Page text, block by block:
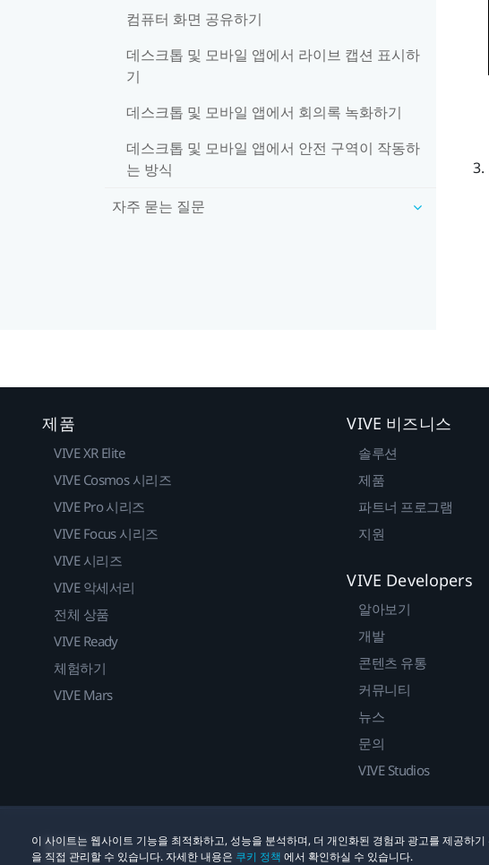
컴퓨터 화면 공유하기
데스크톱 및 모바일 앱에서 라이브 캡션 표시하
기
데스크톱 및 모바일 앱에서 회의록 녹화하기
데스크톱 및 모바일 앱에서 안전 구역이 작동하
는 방식
자주 묻는 질문
이 사이트는 웹사이트 기능을 최적화하고, 성능을 분석하며, 더 개인화된 경험과 광고를 제공하
을 직접 관리할 수 있습니다. 자세한 내용은 쿠키 정책 에서 확인하실 수 있습니다.
제품
VIVE XR Elite
VIVE Cosmos 시리즈
VIVE Pro 시리즈
VIVE Focus 시리즈
VIVE 시리즈
VIVE 악세서리
전체 상품
VIVE Ready
체험하기
VIVE Mars
VIVE 비즈니스
솔루션
제품
파트너 프로그램
지원
VIVE Developers
알아보기
개발
콘텐츠 유통
커뮤니티
뉴스
문의
VIVE Studios
© 2011-2026 HTC Corporation 법률 쿠키